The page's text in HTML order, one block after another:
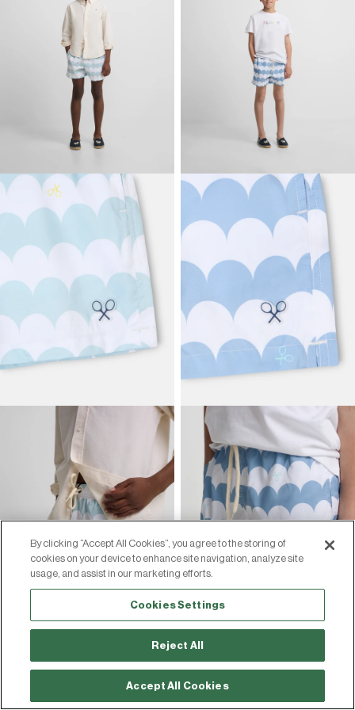
By clicking “Accept All Cookies”, you agree to the storing of
cookies on your device to enhance site navigation, analyze site
usage, and assist in our marketing efforts.
Cookies Settings
Reject All
Accept All Cookies